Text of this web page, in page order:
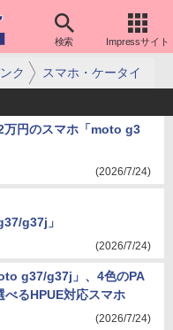
検索 Impressサイト
ク スマホ・ケータイ
万円のスマホ「moto g3
(2026/7/24)
g37j」
(2026/7/24)
g37/g37j」、4色のPA
べるHPUE対応スマホ
(2026/7/24)